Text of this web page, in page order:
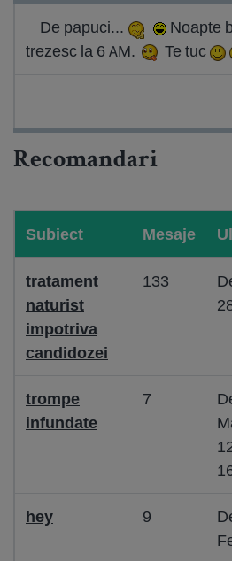
De papuci...
Noapte
trezesc la 6 AM.
Te tuc
Recomandari
Subiect Mesaje
tratament
naturist
impotriva
candidozei
133
trompe
infundate
7
hey 9